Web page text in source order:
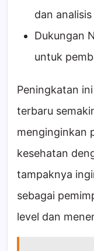
dan
Dukungan
untuk
Peningkatan
terbaru
menginginkan
kesehatan
tampaknya
sebagai
level dan